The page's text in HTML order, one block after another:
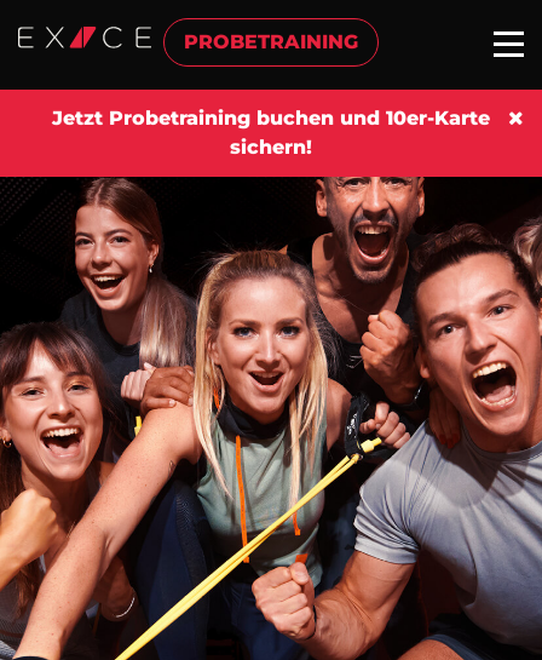
PROBETRAINING
Jetzt Probetraining buchen und 10er-Karte
sichern!